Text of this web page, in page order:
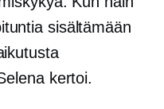
sisältämään
kertoi.